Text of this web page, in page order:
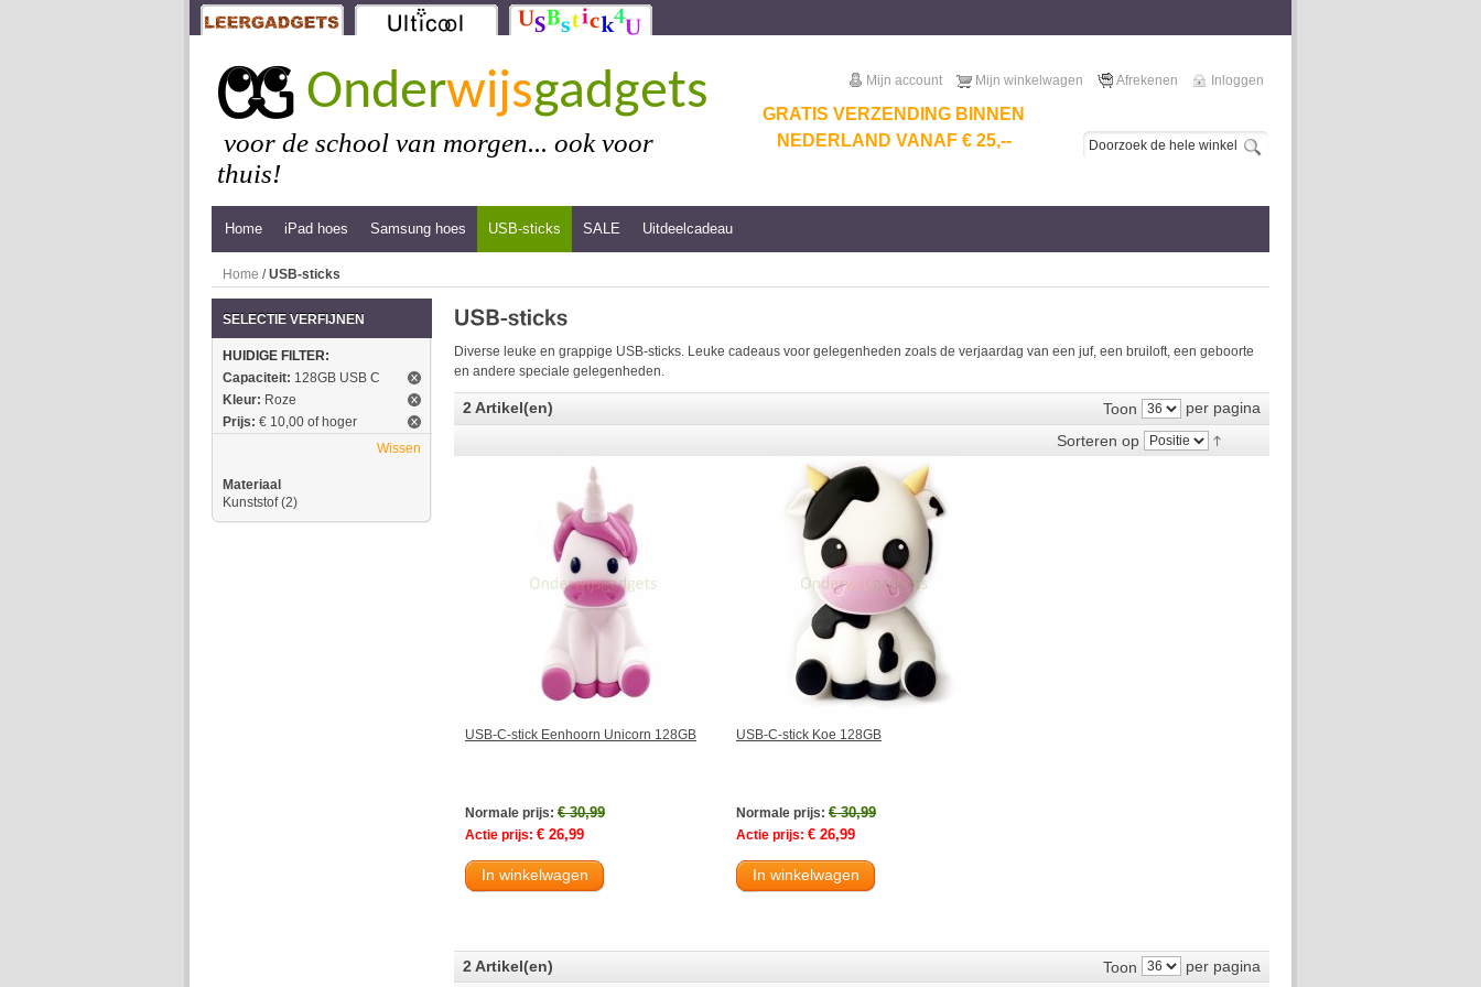
Onderwijsgadgets
voor de school van morgen... ook voor
thuis!
GRATIS VERZENDING BINNEN
NEDERLAND VANAF € 25,--
Mijn account Mijn winkelwagen Afrekenen Inloggen
Home iPad hoes Samsung hoes USB-sticks SALE Uitdeelcadeau
Home /USB-sticks
Diverse leuke en grappige USB-sticks. Leuke cadeaus voor gelegenheden zoals de verjaardag van een juf, een bruiloft, een geboorte
en andere speciale gelegenheden.
2 Artikel(en) Toon
per pagina
Sorteren op
USB-C-stick Eenhoorn Unicorn 128GB
Normale prijs: € 30,99
Actie prijs: € 26,99
In winkelwagen
USB-C-stick Koe 128GB
Normale prijs: € 30,99
Actie prijs: € 26,99
In winkelwagen
2 Artikel(en) Toon per pagina
SELECTIE VERFIJNEN
HUIDIGE FILTER:
Capaciteit: 128GB USB C
Kleur: Roze
Prijs: € 10,00 of hoger
Wissen
Materiaal
Kunststof(2)